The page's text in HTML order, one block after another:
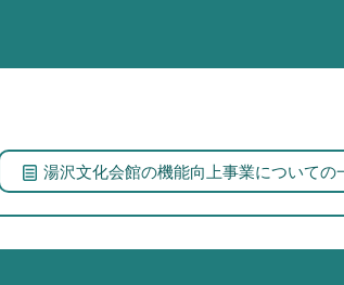
湯沢文化会館の機能向上事業についての